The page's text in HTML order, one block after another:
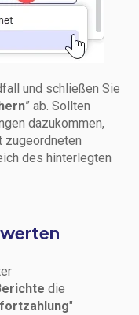
und schließen Sie
” ab. Sollten
dazukommen,
zugeordneten
des hinterlegten
die
"